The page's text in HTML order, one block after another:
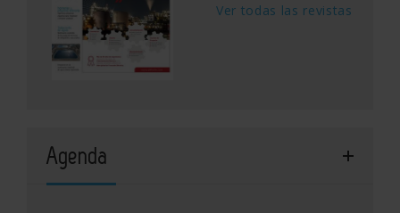
Ver todas las revistas
Agenda